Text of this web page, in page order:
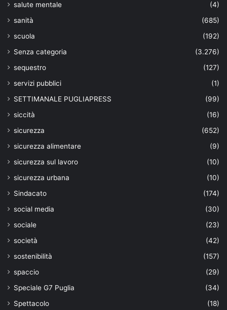
salute mentale
(4)
sanità
(685)
scuola
(192)
Senza categoria
(3.276)
sequestro
(127)
servizi pubblici
(1)
SETTIMANALE PUGLIAPRESS
(99)
siccità
(16)
sicurezza
(652)
sicurezza alimentare
(9)
sicurezza sul lavoro
(10)
sicurezza urbana
(10)
Sindacato
(174)
social media
(30)
sociale
(23)
società
(42)
sostenibilità
(157)
spaccio
(29)
Speciale G7 Puglia
(34)
Spettacolo
(18)